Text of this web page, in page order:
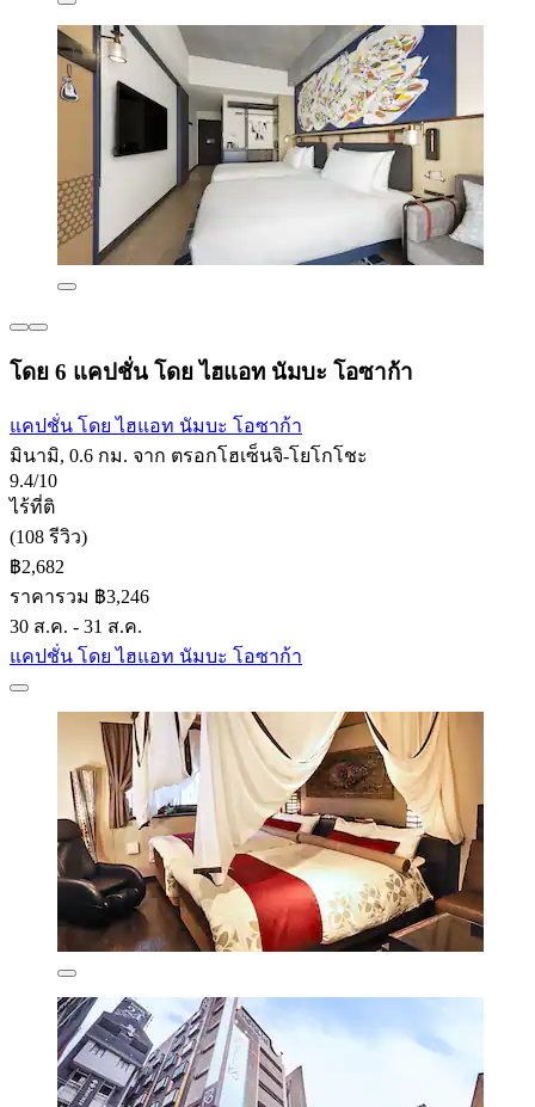
โดย 6 แคปชั่น โดย ไฮแอท นัมบะ โอซาก้า
แคปชั่น โดย ไฮแอท นัมบะ โอซาก้า
มินามิ, 0.6 กม. จาก ตรอกโฮเซ็นจิ-โยโกโชะ
9.4/10
ไร้ที่ติ
(108 รีวิว)
฿2,682
ราคารวม ฿3,246
30 ส.ค. - 31 ส.ค.
แคปชั่น โดย ไฮแอท นัมบะ โอซาก้า